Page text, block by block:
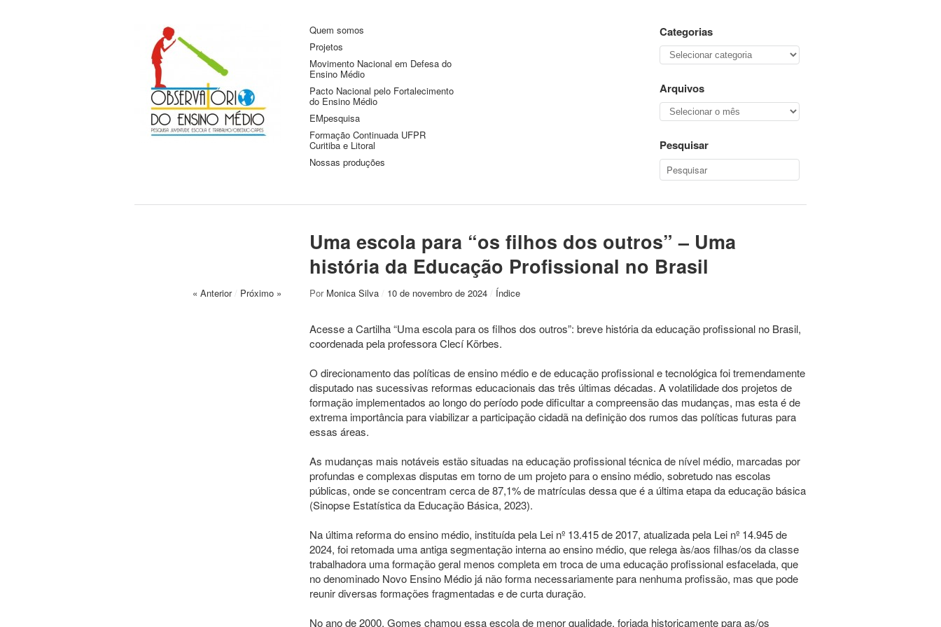
Observatório do
Ensino Médio
Pesquisa Juventude, Escola e
Trabalho
Quem somos
Projetos
Movimento Nacional em Defesa do
Ensino Médio
Pacto Nacional pelo Fortalecimento
do Ensino Médio
EMpesquisa
Formação Continuada UFPR
Curitiba e Litoral
Nossas produções
Categorias
Categorias
Arquivos
Arquivos
Pesquisar
Uma escola para “os filhos dos outros” – Uma
história da Educação Profissional no Brasil
« Anterior / Próximo » Por Monica Silva / 10 de novembro de 2024 / Índice
Acesse a Cartilha “Uma escola para os filhos dos outros”: breve história da educação profissional no Brasil,
coordenada pela professora Clecí Körbes.
O direcionamento das políticas de ensino médio e de educação profissional e tecnológica foi tremendamente
disputado nas sucessivas reformas educacionais das três últimas décadas. A volatilidade dos projetos de
formação implementados ao longo do período pode dificultar a compreensão das mudanças, mas esta é de
extrema importância para viabilizar a participação cidadã na definição dos rumos das políticas futuras para
essas áreas.
As mudanças mais notáveis estão situadas na educação profissional técnica de nível médio, marcadas por
profundas e complexas disputas em torno de um projeto para o ensino médio, sobretudo nas escolas
públicas, onde se concentram cerca de 87,1% de matrículas dessa que é a última etapa da educação básica
(Sinopse Estatística da Educação Básica, 2023).
Na última reforma do ensino médio, instituída pela Lei nº 13.415 de 2017, atualizada pela Lei nº 14.945 de
2024, foi retomada uma antiga segmentação interna ao ensino médio, que relega às/aos filhas/os da classe
trabalhadora uma formação geral menos completa em troca de uma educação profissional esfacelada, que
no denominado Novo Ensino Médio já não forma necessariamente para nenhuma profissão, mas que pode
reunir diversas formações fragmentadas e de curta duração.
No ano de 2000, Gomes chamou essa escola de menor qualidade, forjada historicamente para as/os